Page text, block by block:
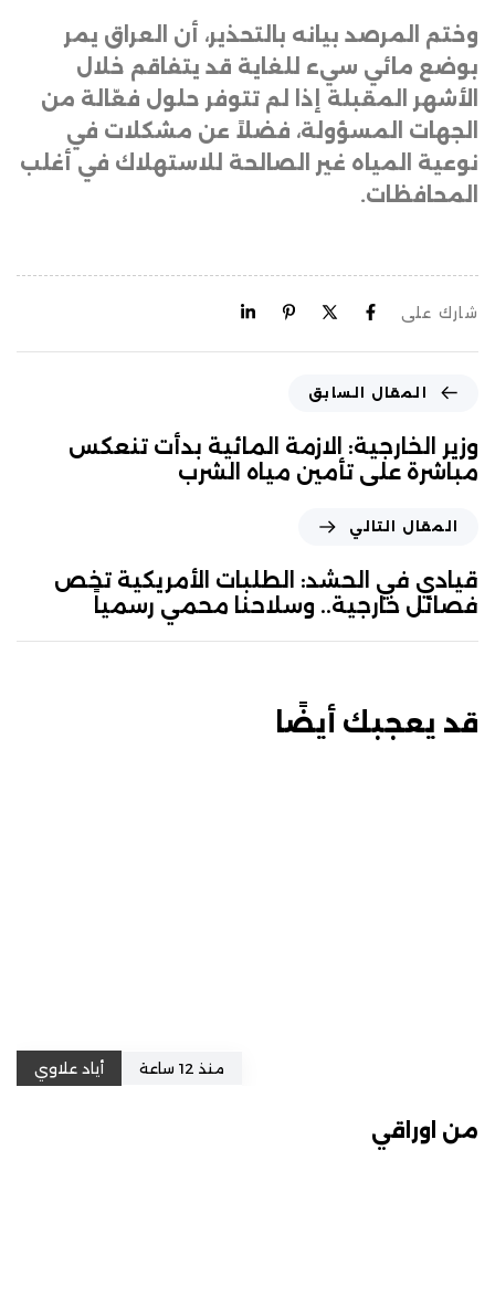
وختم المرصد بيانه بالتحذير، أن العراق يمر
بوضع مائي سيء للغاية قد يتفاقم خلال
الأشهر المقبلة إذا لم تتوفر حلول فعّالة من
الجهات المسؤولة، فضلاً عن مشكلات في
نوعية المياه غير الصالحة للاستهلاك في أغلب
المحافظات.
شارك على
المقال السابق
وزير الخارجية: الازمة المائية بدأت تنعكس
مباشرة على تأمين مياه الشرب
المقال التالي
قيادي في الحشد: الطلبات الأمريكية تخص
فصائل خارجية.. وسلاحنا محمي رسمياً
قد يعجبك أيضًا
منذ 12 ساعة أياد علاوي
من اوراقي